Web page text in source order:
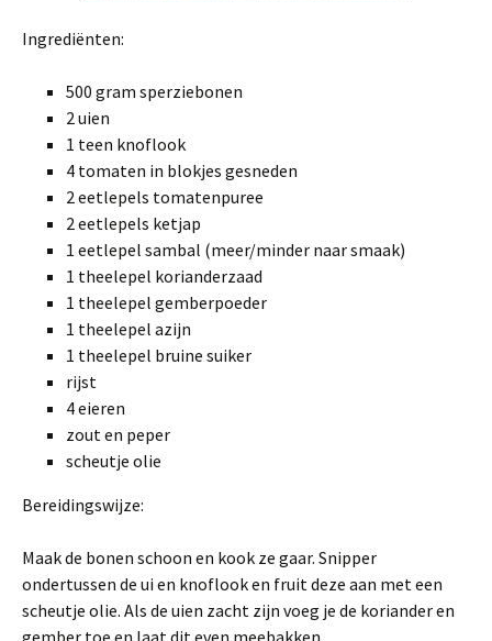
Ingrediënten:
500 gram sperziebonen
2 uien
1 teen knoflook
4 tomaten in blokjes gesneden
2 eetlepels tomatenpuree
2 eetlepels ketjap
1 eetlepel sambal (meer/minder naar smaak)
1 theelepel korianderzaad
1 theelepel gemberpoeder
1 theelepel azijn
1 theelepel bruine suiker
rijst
4 eieren
zout en peper
scheutje olie
Bereidingswijze:
Maak de bonen schoon en kook ze gaar. Snipper
ondertussen de ui en knoflook en fruit deze aan met een
scheutje olie. Als de uien zacht zijn voeg je de koriander en
gember toe en laat dit even meebakken.